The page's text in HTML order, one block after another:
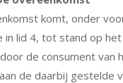
komt, onder
in lid 4, tot stand op
de consument van
de daarbij gestelde